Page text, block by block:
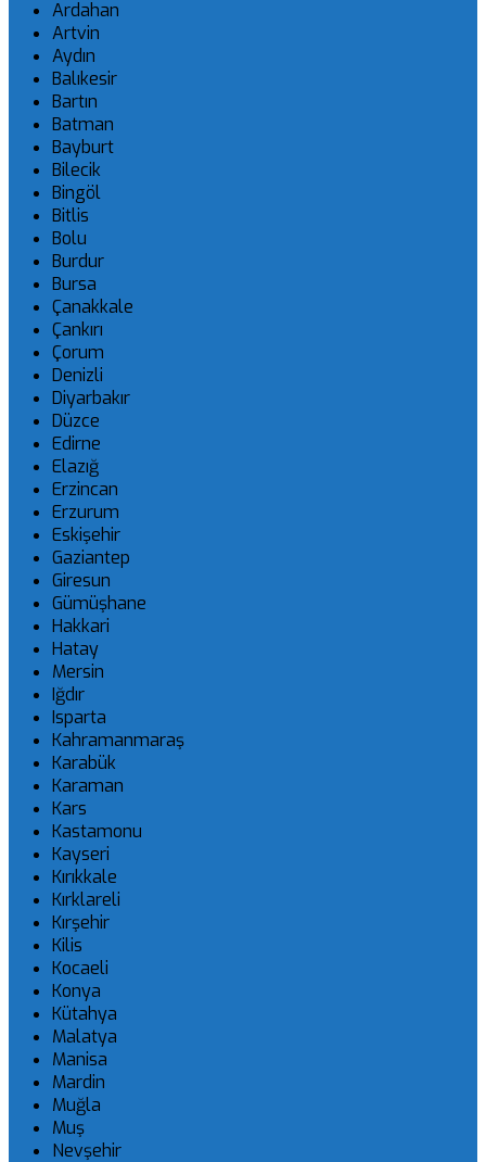
Ardahan
Artvin
Aydın
Balıkesir
Bartın
Batman
Bayburt
Bilecik
Bingöl
Bitlis
Bolu
Burdur
Bursa
Çanakkale
Çankırı
Çorum
Denizli
Diyarbakır
Düzce
Edirne
Elazığ
Erzincan
Erzurum
Eskişehir
Gaziantep
Giresun
Gümüşhane
Hakkari
Hatay
Mersin
Iğdır
Isparta
Kahramanmaraş
Karabük
Karaman
Kars
Kastamonu
Kayseri
Kırıkkale
Kırklareli
Kırşehir
Kilis
Kocaeli
Konya
Kütahya
Malatya
Manisa
Mardin
Muğla
Muş
Nevşehir